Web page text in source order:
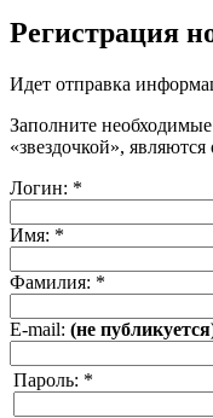
Регистрация
Идет отправка
Заполните
«звездочкой», являются
Логин: *
Имя: *
Фамилия: *
E-mail: (не
Пароль: *